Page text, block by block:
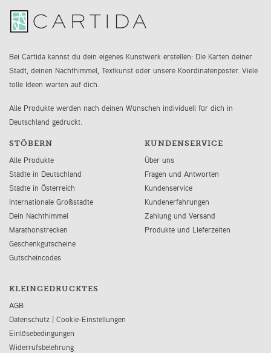
Bei Cartida kannst du dein eigenes Kunstwerk erstellen: Die Karten deiner
Stadt, deinen Nachthimmel, Textkunst oder unsere Koordinatenposter. Viele
tolle Ideen warten auf dich.
Alle Produkte werden nach deinen Wünschen individuell für dich in
Deutschland gedruckt.
STÖBERN
Alle Produkte
Städte in Deutschland
Städte in Österreich
Internationale Großstädte
Dein Nachthimmel
Marathonstrecken
Geschenkgutscheine
Gutscheincodes
KUNDENSERVICE
Über uns
Fragen und Antworten
Kundenservice
Kundenerfahrungen
Zahlung und Versand
Produkte und Lieferzeiten
KLEINGEDRUCKTES
AGB
Datenschutz | Cookie-Einstellungen
Einlösebedingungen
Widerrufsbelehrung